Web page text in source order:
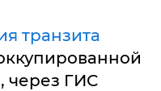
транзита
через ГИС